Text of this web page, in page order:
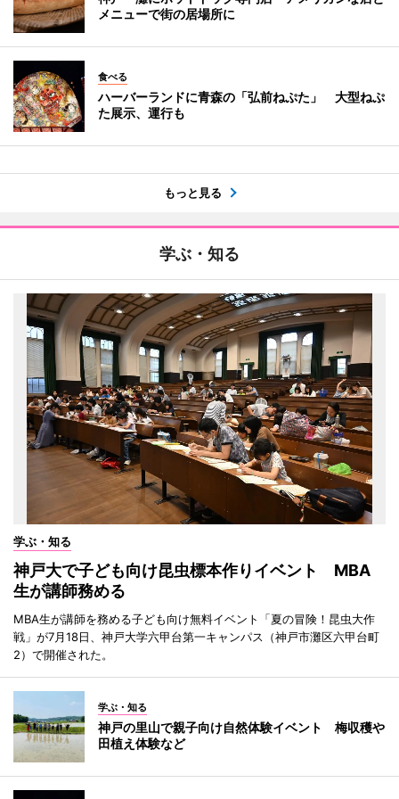
メニューで街の居場所に
食べる
ハーバーランドに青森の「弘前ねぷた」 大型ねぷ
た展示、運行も
もっと見る
学ぶ・知る
学ぶ・知る
神戸大で子ども向け昆虫標本作りイベント MBA
生が講師務める
MBA生が講師を務める子ども向け無料イベント「夏の冒険！昆虫大作
戦」が7月18日、神戸大学六甲台第一キャンパス（神戸市灘区六甲台町
2）で開催された。
学ぶ・知る
神戸の里山で親子向け自然体験イベント 梅収穫や
田植え体験など